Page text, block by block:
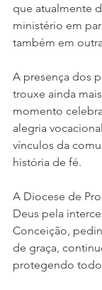
que atualmente
ministério em
também em
A presença dos
trouxe ainda
momento
alegria
vínculos da
história de fé.
A Diocese de
Deus pela
Conceição,
de graça,
protegendo